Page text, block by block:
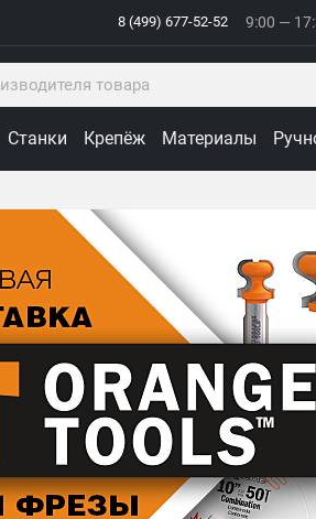
8 (499) 677-52-52 9:00 —
Станки Крепёж Материалы